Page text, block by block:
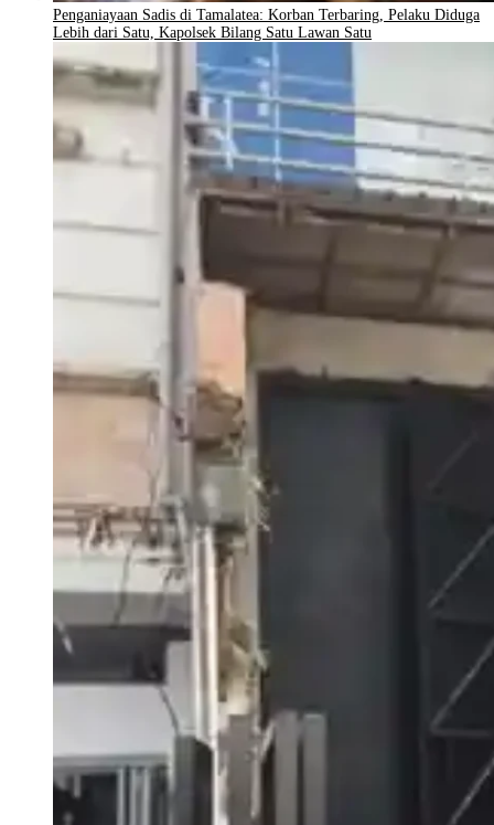
Penganiayaan Sadis di Tamalatea: Korban Terbaring, Pelaku Diduga
Lebih dari Satu, Kapolsek Bilang Satu Lawan Satu